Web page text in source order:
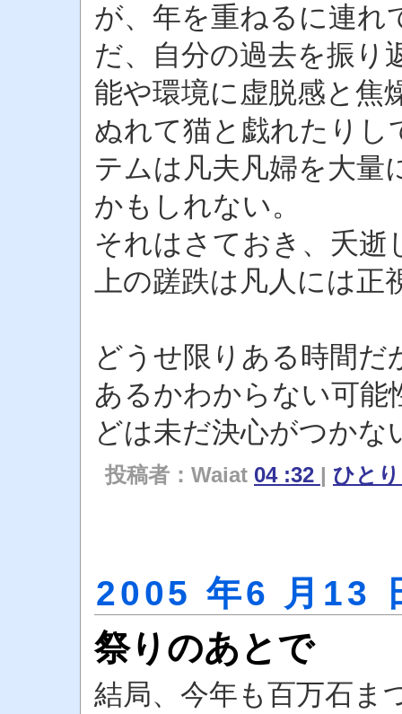
が、年を重ねるに連れ
だ、自分の過去を振り
能や環境に虚脱感と焦
ぬれて猫と戯れたりし
テムは凡夫凡婦を大量
かもしれない。
それはさておき、夭逝
上の蹉跌は凡人には
どうせ限りある時間
あるかわからない可能
どは未だ決心がつかな
投稿者：Waiat 04 :32 | ひと
2005 年6 月13
祭りのあとで
結局、今年も百万石ま